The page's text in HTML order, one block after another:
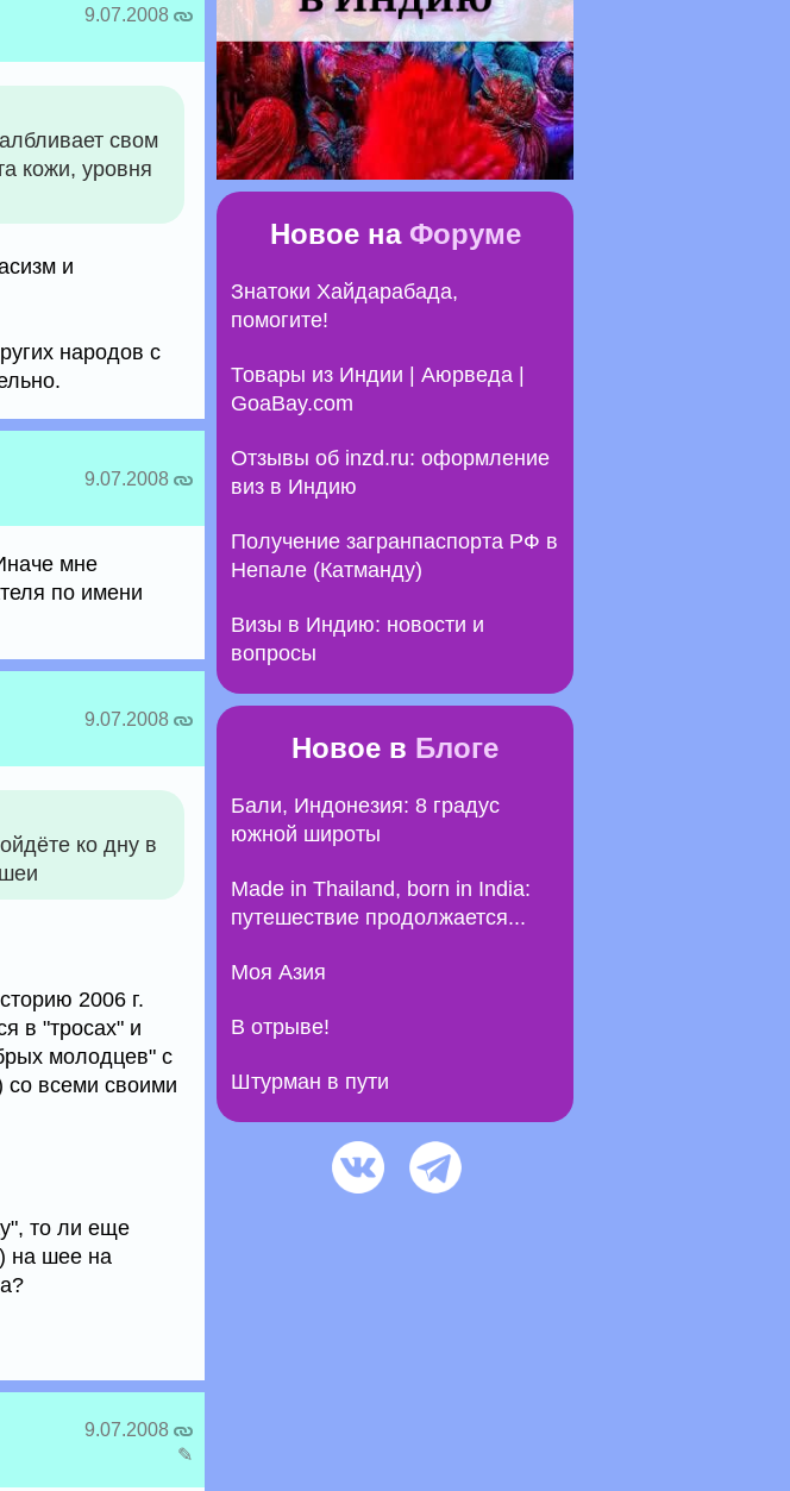
9.07.2008
свом
кожи, уровня
и
народов с
9.07.2008
мне
по имени
9.07.2008
ко дну в
2006 г.
в "тросах" и
молодцев" с
всеми своими
то ли еще
на шее на
9.07.2008
✎
Новое на Форуме
Знатоки Хайдарабада,
помогите!
Товары из Индии | Аюрведа |
GoaBay.com
Отзывы об inzd.ru: оформление
виз в Индию
Получение загранпаспорта РФ в
Непале (Катманду)
Визы в Индию: новости и
вопросы
Новое в Блоге
Бали, Индонезия: 8 градус
южной широты
Made in Thailand, born in India:
путешествие продолжается...
Моя Азия
В отрыве!
Штурман в пути